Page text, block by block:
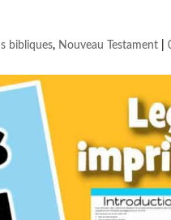
bibliques, Nouveau Testament |